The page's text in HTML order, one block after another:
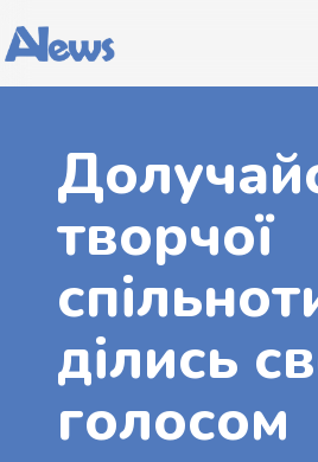
творчої
ділись
голосом